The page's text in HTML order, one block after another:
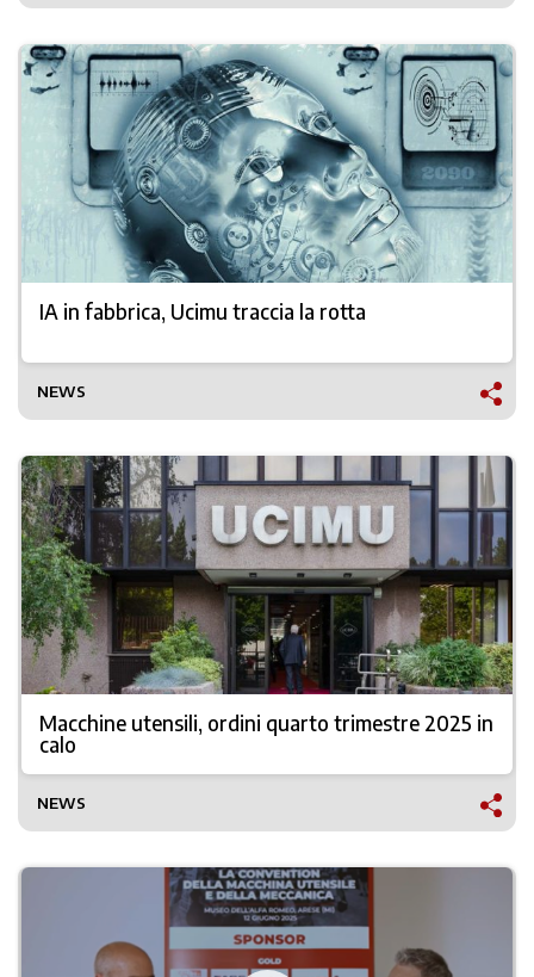
IA in fabbrica, Ucimu traccia la rotta
NEWS
Macchine utensili, ordini quarto trimestre 2025 in
calo
NEWS